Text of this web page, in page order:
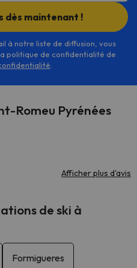
dès maintenant !
à notre liste de diffusion, vous
politique de confidentialité de
Romeu Pyrénées
Afficher plus d'avis
de ski à
Formigueres